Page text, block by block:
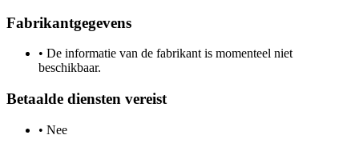
Fabrikantgegevens
• De informatie van de fabrikant is momenteel niet
beschikbaar.
Betaalde diensten vereist
• Nee